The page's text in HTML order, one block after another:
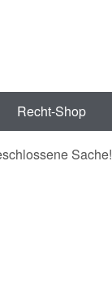
Recht-Shop
Sache!